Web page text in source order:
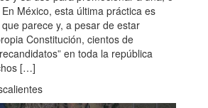
México, esta última práctica es
parece y, a pesar de estar
Constitución, cientos de
en toda la república
[…]